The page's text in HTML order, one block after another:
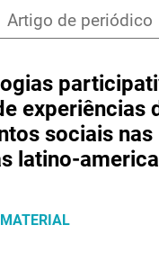
Artigo de periódico
experiências
sociais nas
latino-